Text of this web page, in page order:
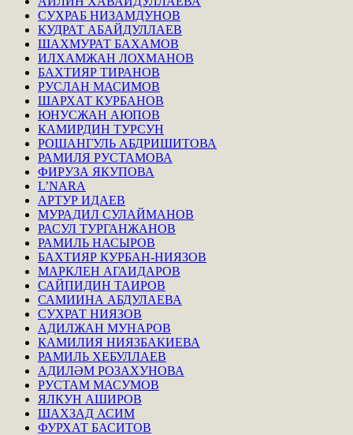
СУХРАБ НИЗАМДУНОВ
КУДРАТ АБАЙДУЛЛАЕВ
ШАХМУРАТ БАХАМОВ
ИЛХАМЖАН ЛОХМАНОВ
БАХТИЯР ТИРАНОВ
РУСЛАН МАСИМОВ
ШАРХАТ КУРБАНОВ
ЮНУСЖАН АЮПОВ
КАМИРДИН ТУРСУН
РОШАНГУЛЬ АБДРИШИТОВА
РАМИЛЯ РУСТАМОВА
ФИРУЗА ЯКУПОВА
L’NARA
АРТУР ИДАЕВ
МУРАДИЛ СУЛАЙМАНОВ
РАСУЛ ТУРГАНЖАНОВ
РАМИЛЬ НАСЫРОВ
БАХТИЯР КУРБАН-НИЯЗОВ
МАРКЛЕН АГАИДАРОВ
САЙПИДИН ТАИРОВ
САМИИНА АБДУЛАЕВА
СУХРАТ НИЯЗОВ
АДИЛЖАН МУНАРОВ
КАМИЛИЯ НИЯЗБАКИЕВА
РАМИЛЬ ХЕБУЛЛАЕВ
АДИЛӘМ РОЗАХУНОВА
РУСТАМ МАСУМОВ
ЯЛКУН АШИРОВ
ШАХЗАД АСИМ
ФУРХАТ БАСИТОВ